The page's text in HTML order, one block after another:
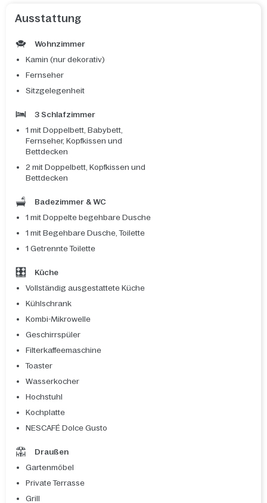
Ausstattung
Wohnzimmer
Kamin (nur dekorativ)
Fernseher
Sitzgelegenheit
3 Schlafzimmer
1 mit Doppelbett, Babybett,
Fernseher, Kopfkissen und
Bettdecken
2 mit Doppelbett, Kopfkissen und
Bettdecken
Badezimmer & WC
1 mit Doppelte begehbare Dusche
1 mit Begehbare Dusche, Toilette
1 Getrennte Toilette
Küche
Vollständig ausgestattete Küche
Kühlschrank
Kombi-Mikrowelle
Geschirrspüler
Filterkaffeemaschine
Toaster
Wasserkocher
Hochstuhl
Kochplatte
NESCAFÉ Dolce Gusto
Draußen
Gartenmöbel
Private Terrasse
Grill